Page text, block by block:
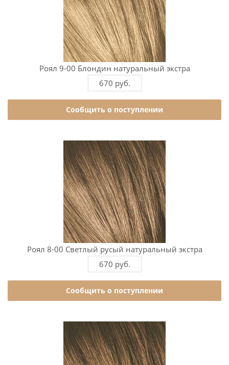
Роял 9-00 Блондин натуральный экстра
670 руб.
Сообщить о поступлении
Роял 8-00 Светлый русый натуральный экстра
670 руб.
Сообщить о поступлении